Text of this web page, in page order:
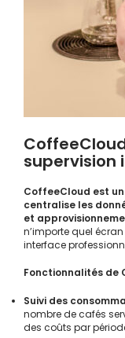
supervision
CoffeeCloud est
centralise les
et
n’importe quel
interface
Fonctionnalités de
Suivi des
nombre de cafés
des coûts par